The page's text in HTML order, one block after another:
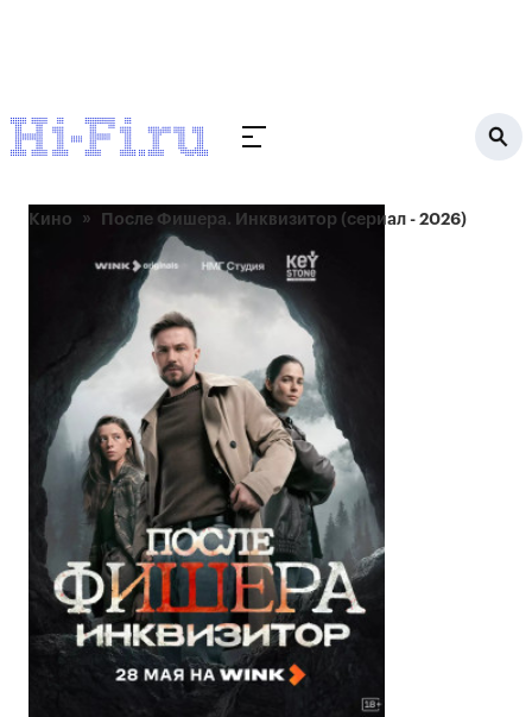
Кино После Фишера. Инквизитор (сериал - 2026)